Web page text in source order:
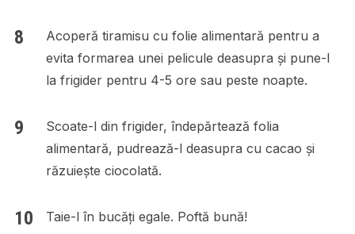
Acoperă tiramisu cu folie alimentară pentru a
evita formarea unei pelicule deasupra și pune-l
la frigider pentru 4-5 ore sau peste noapte.
Scoate-l din frigider, îndepărtează folia
alimentară, pudrează-l deasupra cu cacao și
răzuiește ciocolată.
Taie-l în bucăți egale. Poftă bună!